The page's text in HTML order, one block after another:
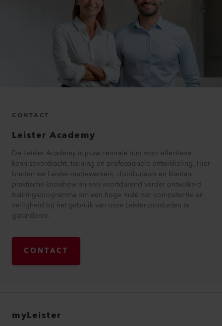
CONTACT
Leister Academy
De Leister Academy is jouw centrale hub voor effectieve
kennisoverdracht, training en professionele ontwikkeling. Hier
bieden we Leister-medewerkers, distributeurs en klanten
praktische knowhow en een voortdurend verder ontwikkeld
trainingsprogramma om een hoge mate van competentie en
veiligheid bij het gebruik van onze Leister-producten te
garanderen.
CONTACT
myLeister